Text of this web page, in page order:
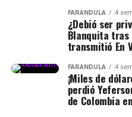
FARÁNDULA 4
¿Debió ser
Blanquita tras
transmitió En
FARÁNDULA 4
¡Miles de
perdió
de Colombia